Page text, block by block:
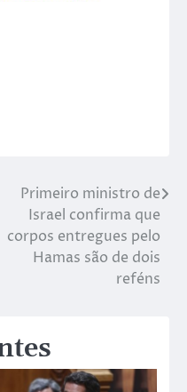
Primeiro ministro de
Israel confirma que
corpos entregues pelo
Hamas são de dois
reféns